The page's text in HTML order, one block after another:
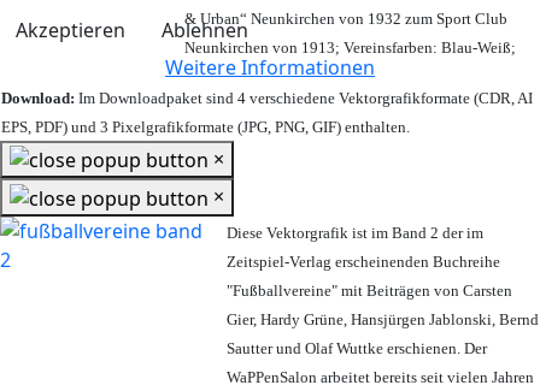
Akzeptieren
Ablehnen
Weitere Informationen
& Urban“ Neunkirchen von 1932 zum Sport Club
Neunkirchen von 1913; Vereinsfarben: Blau-Weiß;
Download: Im Downloadpaket sind 4 verschiedene Vektorgrafikformate (CDR, AI
EPS, PDF) und 3 Pixelgrafikformate (JPG, PNG, GIF) enthalten.
×
×
Diese Vektorgrafik ist im Band 2 der im
Zeitspiel-Verlag erscheinenden Buchreihe
"Fußballvereine" mit Beiträgen von Carsten
Gier, Hardy Grüne, Hansjürgen Jablonski, Bernd
Sautter und Olaf Wuttke erschienen. Der
WaPPenSalon arbeitet bereits seit vielen Jahren